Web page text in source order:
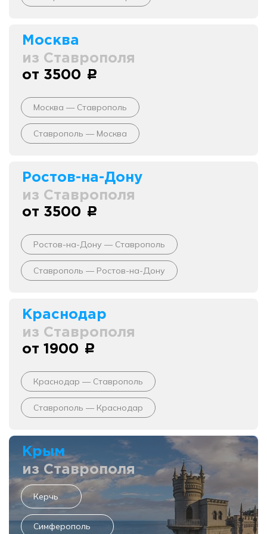
Москва
из Ставрополя
от 3500 c
Москва — Ставрополь
Ставрополь — Москва
Ростов-на-Дону
из Ставрополя
от 3500 c
Ростов-на-Дону — Ставрополь
Ставрополь — Ростов-на-Дону
Краснодар
из Ставрополя
от 1900 c
Краснодар — Ставрополь
Ставрополь — Краснодар
Крым
из Ставрополя
Керчь
Симферополь